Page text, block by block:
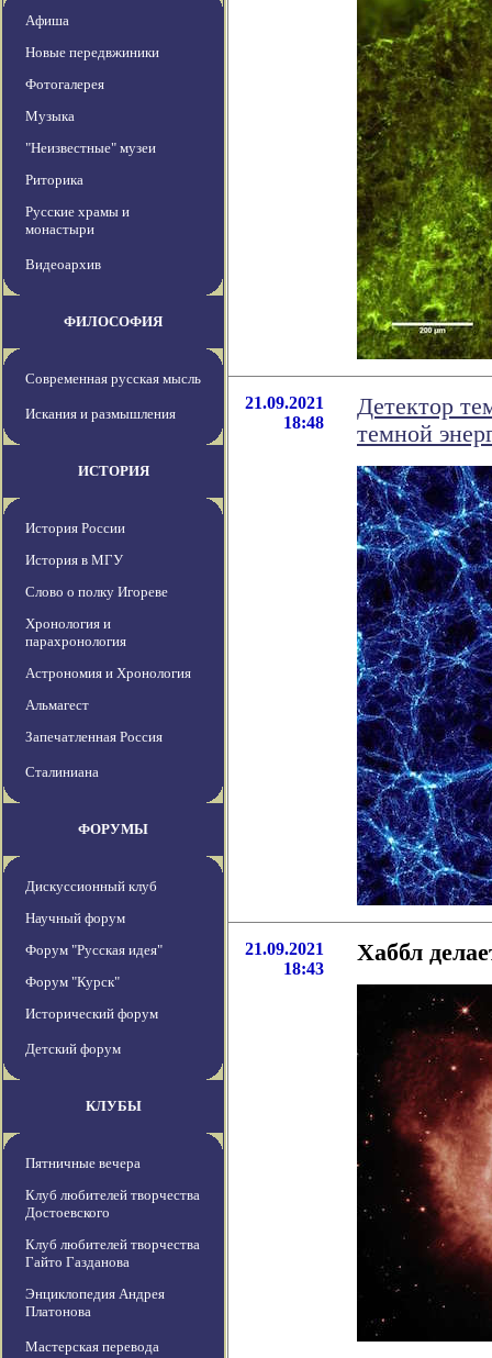
Афиша
Новые передвжиники
Фотогалерея
Музыка
"Неизвестные" музеи
Риторика
Русские храмы и
монастыри
Видеоархив
ФИЛОСОФИЯ
Современная русская мысль
Искания и размышления
ИСТОРИЯ
История России
История в МГУ
Слово о полку Игореве
Хронология и
парахронология
Астрономия и Хронология
Альмагест
Запечатленная Россия
Сталиниана
ФОРУМЫ
Дискуссионный клуб
Научный форум
Форум "Русская идея"
Форум "Курск"
Исторический форум
Детский форум
КЛУБЫ
Пятничные вечера
Клуб любителей творчества
Достоевского
Клуб любителей творчества
Гайто Газданова
Энциклопедия Андрея
Платонова
Мастерская перевода
21.09.2021
18:48
Детектор
темной
21.09.2021
18:43
Хаббл